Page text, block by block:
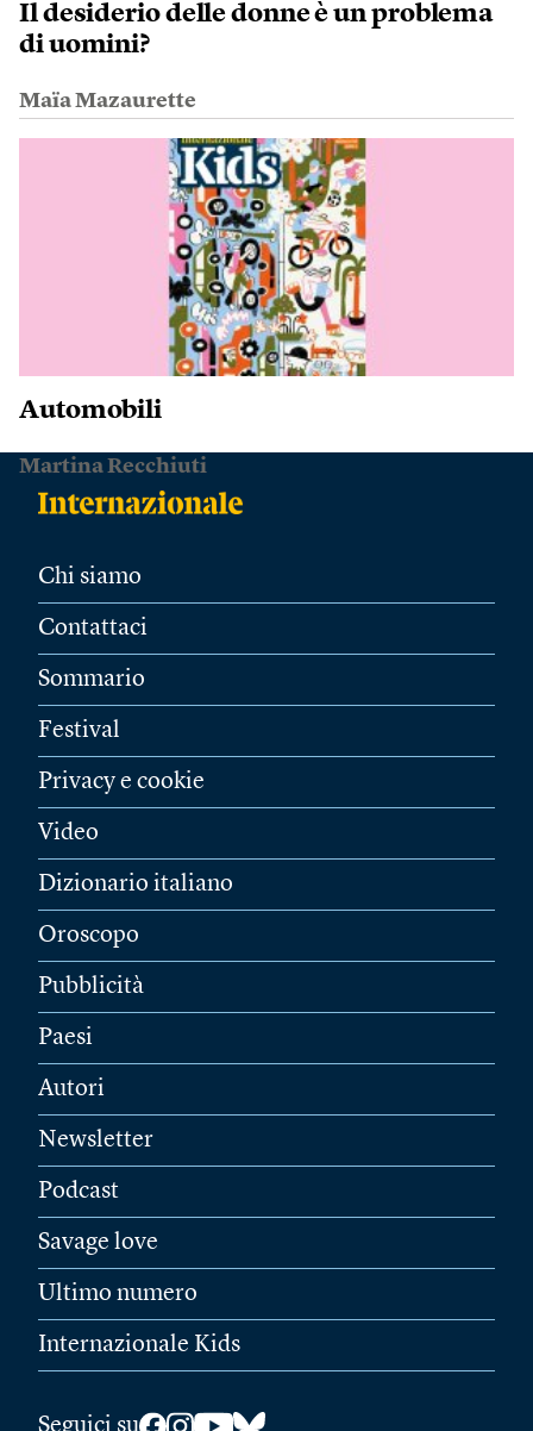
Il desiderio delle donne è un problema
di uomini?
Maïa Mazaurette
Automobili
Martina Recchiuti
Chi siamo
Contattaci
Sommario
Festival
Privacy e cookie
Video
Dizionario italiano
Oroscopo
Pubblicità
Paesi
Autori
Newsletter
Podcast
Savage love
Ultimo numero
Internazionale Kids